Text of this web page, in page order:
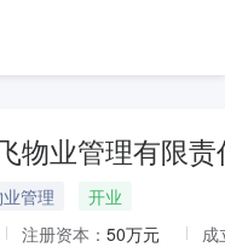
物业管理有限责
管理
开业
注册资本： 50万元
成